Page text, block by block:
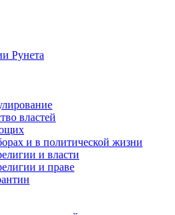
Рунета
властей
и в политической жизни
и власти
и праве